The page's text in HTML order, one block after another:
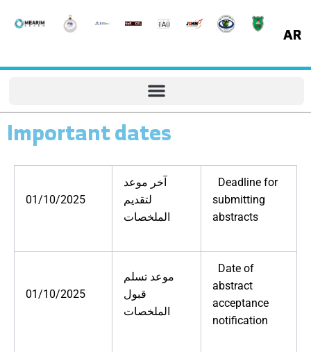
AR
Important dates
01/10/2025
آخر موعد
لتقديم
الملخصات
Deadline for
submitting
abstracts
01/10/2025
موعد تسلم
قبول
الملخصات
Date of
abstract
acceptance
notification